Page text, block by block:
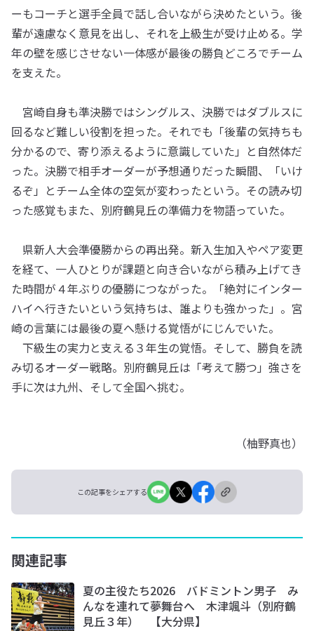
ーもコーチと選手全員で話し合いながら決めたという。後
輩が遠慮なく意見を出し、それを上級生が受け止める。学
年の壁を感じさせない一体感が最後の勝負どころでチーム
を支えた。
宮崎自身も準決勝ではシングルス、決勝ではダブルスに
回るなど難しい役割を担った。それでも「後輩の気持ちも
分かるので、寄り添えるように意識していた」と自然体だ
った。決勝で相手オーダーが予想通りだった瞬間、「いけ
るぞ」とチーム全体の空気が変わったという。その読み切
った感覚もまた、別府鶴見丘の準備力を物語っていた。
県新人大会準優勝からの再出発。新入生加入やペア変更
を経て、一人ひとりが課題と向き合いながら積み上げてき
た時間が４年ぶりの優勝につながった。「絶対にインター
ハイへ行きたいという気持ちは、誰よりも強かった」。宮
崎の言葉には最後の夏へ懸ける覚悟がにじんでいた。
下級生の実力と支える３年生の覚悟。そして、勝負を読
み切るオーダー戦略。別府鶴見丘は「考えて勝つ」強さを
手に次は九州、そして全国へ挑む。
（柚野真也）
この記事をシェアする
関連記事
夏の主役たち2026 バドミントン男子 み
んなを連れて夢舞台へ 木津颯斗（別府鶴
見丘３年） 【大分県】